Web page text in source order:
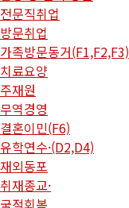
전문직취업
방문취업
가족방문동거(F1,F2,F3)
치료요양
주재원
무역경영
결혼이민(F6)
유학연수·(D2,D4)
재외동포
취재종교·
국적회복